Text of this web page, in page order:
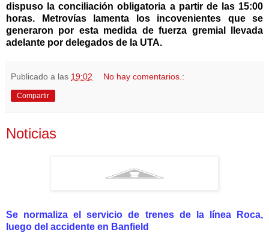
dispuso la conciliación obligatoria a partir de las 15:00
horas. Metrovías lamenta los incovenientes que se
generaron por esta medida de fuerza gremial llevada
adelante por delegados de la UTA.
Publicado a las 19:02 No hay comentarios.:
Compartir
Noticias
Se normaliza el servicio de trenes de la línea Roca,
luego del accidente en Banfield